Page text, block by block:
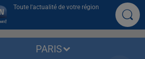
Toute l'actualité de votre région
PARIS